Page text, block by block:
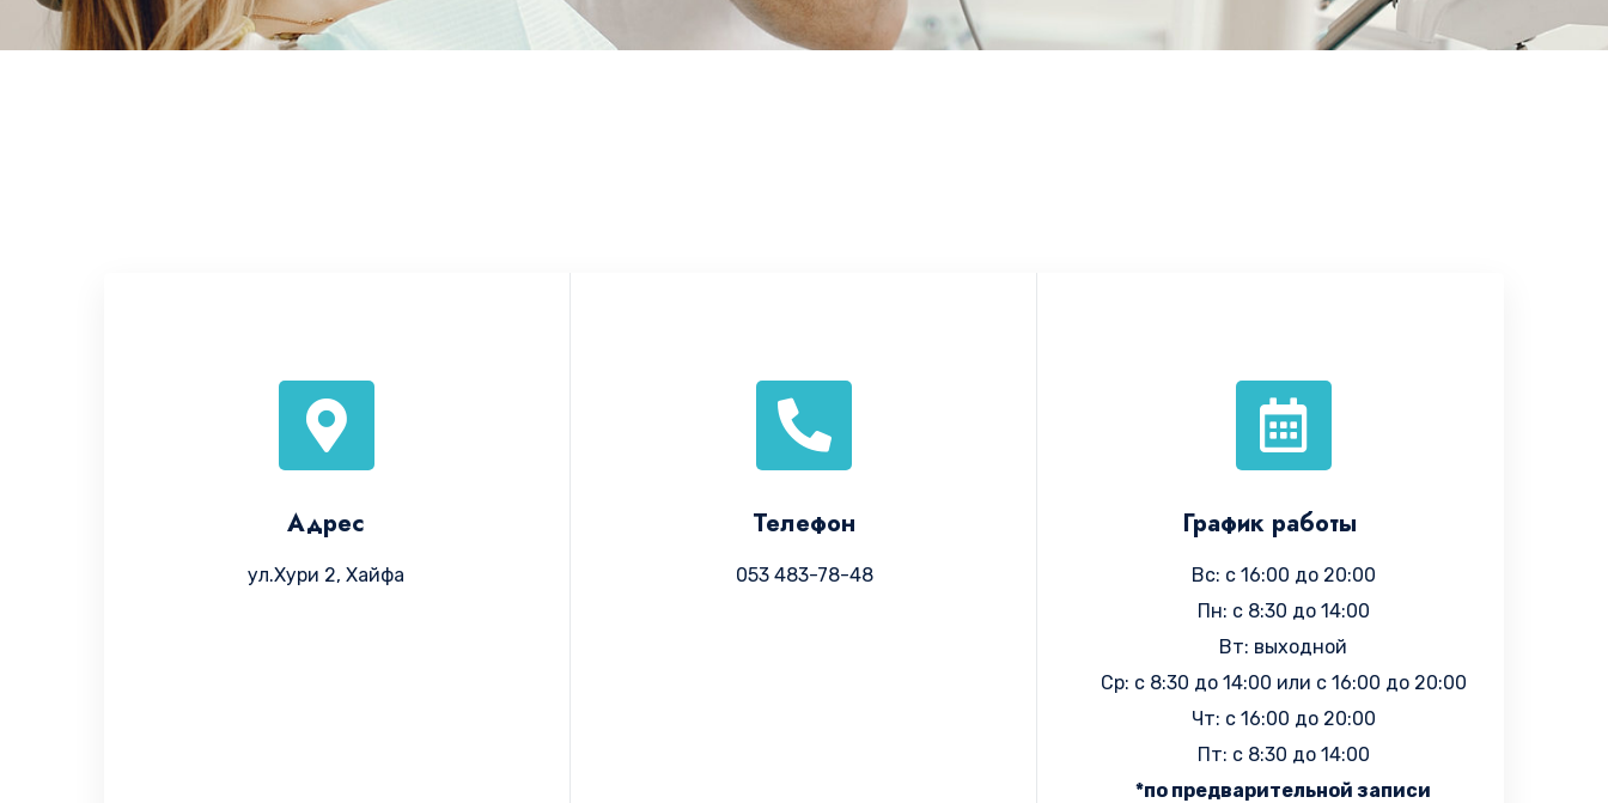
Адрес
ул.Хури 2, Хайфа
Телефон
053 483-78-48
График работы
Вс: с 16:00 до 20:00
Пн: c 8:30 до 14:00
Вт: выходной
Ср: с 8:30 до 14:00 или c 16:00 до 20:00
Чт: с 16:00 до 20:00
Пт: с 8:30 до 14:00
*по предварительной записи